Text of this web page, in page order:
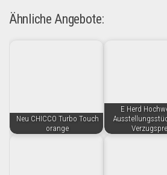
Ähnliche Angebote:
Neu CHICCO Turbo Touch
orange
E Herd